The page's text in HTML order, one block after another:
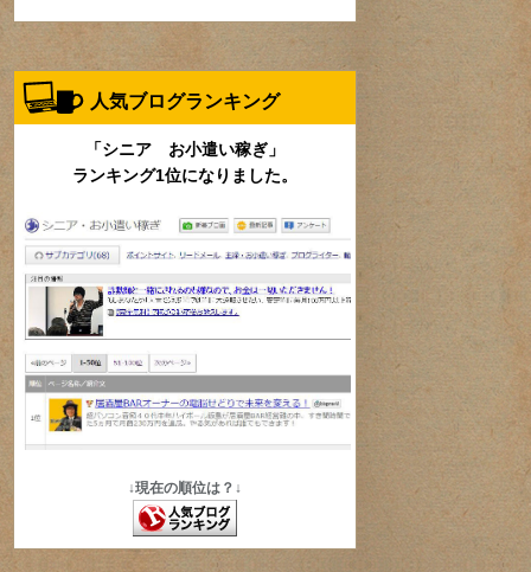
人気ブログランキング
「シニア お小遣い稼ぎ」
ランキング1位になりました。
↓現在の順位は？↓